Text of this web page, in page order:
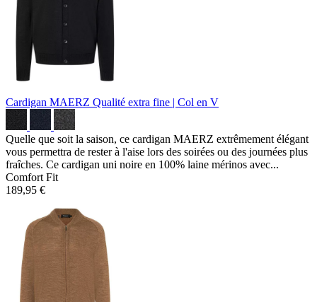
Cardigan MAERZ Qualité extra fine | Col en V
Quelle que soit la saison, ce cardigan MAERZ extrêmement élégant
vous permettra de rester à l'aise lors des soirées ou des journées plus
fraîches. Ce cardigan uni noire en 100% laine mérinos avec...
Comfort Fit
189,95 €